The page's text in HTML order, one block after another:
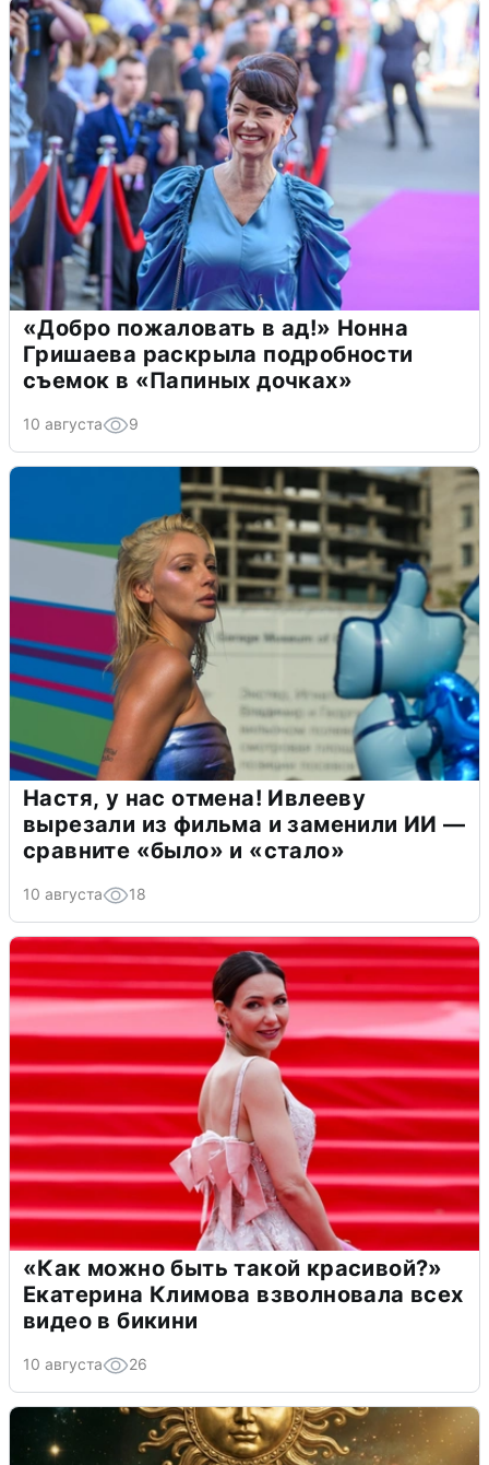
«Добро пожаловать в ад!» Нонна
Гришаева раскрыла подробности
съемок в «Папиных дочках»
10 августа 9
Настя, у нас отмена! Ивлееву
вырезали из фильма и заменили ИИ —
сравните «было» и «стало»
10 августа 18
«Как можно быть такой красивой?»
Екатерина Климова взволновала всех
видео в бикини
10 августа 26